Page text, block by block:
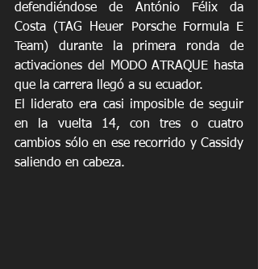
defendiéndose de António Félix da
Costa (TAG Heuer Porsche Formula E
Team) durante la primera ronda de
activaciones del MODO ATRAQUE hasta
que la carrera llegó a su ecuador.
El liderato era casi imposible de seguir
en la vuelta 14, con tres o cuatro
cambios sólo en ese recorrido y Cassidy
saliendo en cabeza.